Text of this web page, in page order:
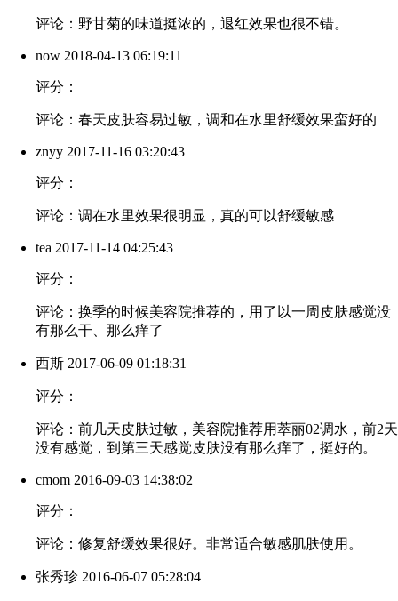
评论：野甘菊的味道挺浓的，退红效果也很不错。
now 2018-04-13 06:19:11
评分：
评论：春天皮肤容易过敏，调和在水里舒缓效果蛮好的
znyy 2017-11-16 03:20:43
评分：
评论：调在水里效果很明显，真的可以舒缓敏感
tea 2017-11-14 04:25:43
评分：
评论：换季的时候美容院推荐的，用了以一周皮肤感觉没
有那么干、那么痒了
西斯 2017-06-09 01:18:31
评分：
评论：前几天皮肤过敏，美容院推荐用萃丽02调水，前2天
没有感觉，到第三天感觉皮肤没有那么痒了，挺好的。
cmom 2016-09-03 14:38:02
评分：
评论：修复舒缓效果很好。非常适合敏感肌肤使用。
张秀珍 2016-06-07 05:28:04